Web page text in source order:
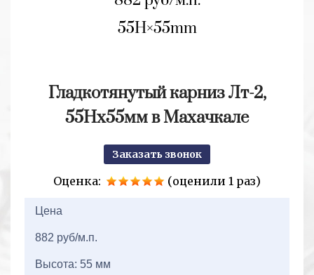
55H 55mm
Гладкотянутый карниз Лт-2,
55Нх55мм в Махачкале
Заказать звонок
Оценка:
(оценили 1 раз)
Цена
882 руб/м.п.
Высота: 55 мм